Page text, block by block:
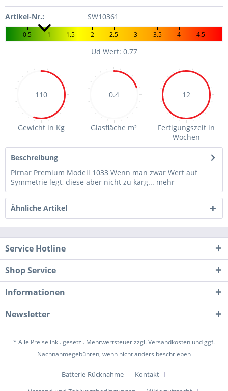
Artikel-Nr.: SW10361
0.5 1 1.5 2 2.5 3 3.5 4 4.5
Ud Wert: 0.77
110
Gewicht in Kg
0.4
Glasfläche m²
12
Fertigungszeit in
Wochen
Beschreibung
Pirnar Premium Modell 1033 Wenn man zwar Wert auf
Symmetrie legt, diese aber nicht zu karg... mehr
Ähnliche Artikel
Service Hotline
Shop Service
Informationen
Newsletter
* Alle Preise inkl. gesetzl. Mehrwertsteuer zzgl.Versandkosten und ggf.
Nachnahmegebühren, wenn nicht anders beschrieben
Batterie-Rücknahme
Kontakt